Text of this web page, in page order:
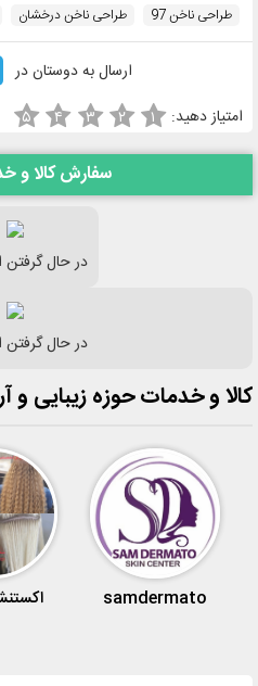
طراحی ناخن 97
طراحی ناخن درخشان
ارسال به دوستان در
امتیاز دهید: ۱ ۲ ۳ ۴ ۵
سفارش کالا و
در حال گرفتن
در حال گرفتن
کالا و خدمات حوزه زیبایی و
samdermato